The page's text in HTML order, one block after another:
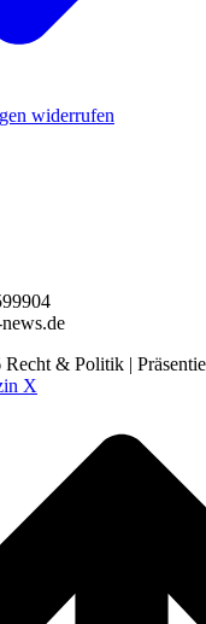
widerrufen
& Politik |
X